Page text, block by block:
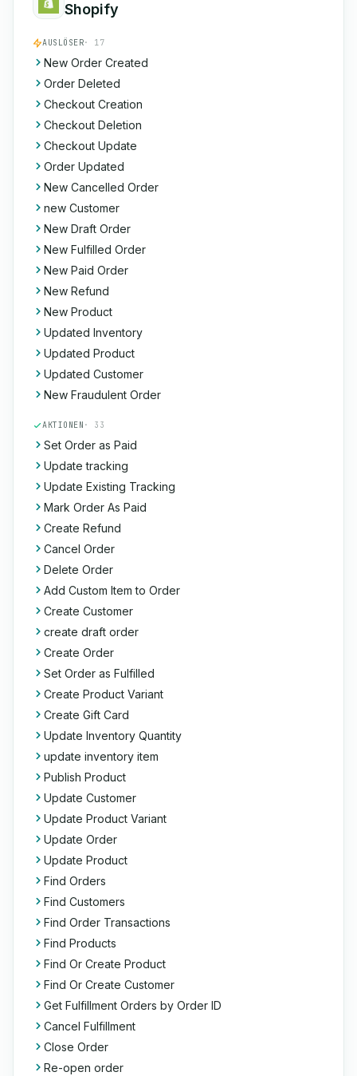
Shopify
AUSLÖSER· 17
New Order Created
Order Deleted
Checkout Creation
Checkout Deletion
Checkout Update
Order Updated
New Cancelled Order
new Customer
New Draft Order
New Fulfilled Order
New Paid Order
New Refund
New Product
Updated Inventory
Updated Product
Updated Customer
New Fraudulent Order
AKTIONEN · 33
Set Order as Paid
Update tracking
Update Existing Tracking
Mark Order As Paid
Create Refund
Cancel Order
Delete Order
Add Custom Item to Order
Create Customer
create draft order
Create Order
Set Order as Fulfilled
Create Product Variant
Create Gift Card
Update Inventory Quantity
update inventory item
Publish Product
Update Customer
Update Product Variant
Update Order
Update Product
Find Orders
Find Customers
Find Order Transactions
Find Products
Find Or Create Product
Find Or Create Customer
Get Fulfillment Orders by Order ID
Cancel Fulfillment
Close Order
Re-open order